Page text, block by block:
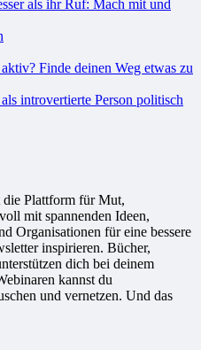
introvertierte Person politisch
Plattform für Mut,
mit spannenden Ideen,
Organisationen für eine bessere
inspirieren. Bücher,
dich bei deinem
kannst du
und vernetzen. Und das